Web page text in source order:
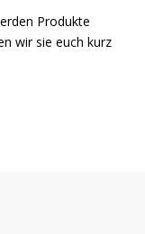
Produkte
wir sie euch kurz